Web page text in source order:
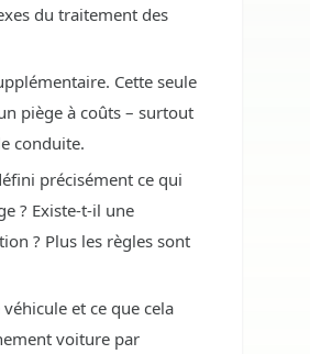
du traitement des
Cette seule
piège à coûts – surtout
conduite.
précisément ce qui
? Existe-t-il une
? Plus les règles sont
et ce que cela
voiture par